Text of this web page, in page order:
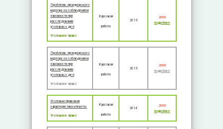
Проблемы прокурорского
надзора за соблюдением
законности при
расследовании
уголовных дел
Уголовное право
Курсовая
работа
2015
2000
подробнее
Проблемы прокурорского
надзора за соблюдением
законности при
расследовании
уголовных дел
Уголовное право
Курсовая
работа
2015
2000
подробнее
Уголовно-правовая
характеристика клеветы
Уголовное право
Курсовая
работа
2014
2000
подробнее